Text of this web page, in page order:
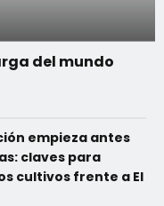
del mundo
empieza antes
claves para
cultivos frente a El